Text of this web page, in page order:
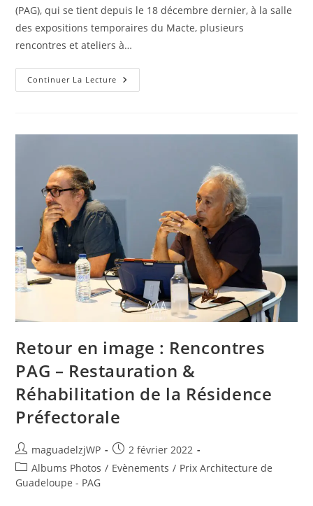
(PAG), qui se tient depuis le 18 décembre dernier, à la salle
des expositions temporaires du Macte, plusieurs
rencontres et ateliers à…
Continuer La Lecture Retour
En
–
D’apprentissage
Les
Tout
Petits.
Retour en image : Rencontres
PAG – Restauration &
Réhabilitation de la Résidence
Préfectorale
Auteur/autrice
de
la
maguadelzjWP
Publication
publiée :
2 février 2022
Post
category:
Albums Photos / Evènements / Prix Architecture de
Guadeloupe - PAG